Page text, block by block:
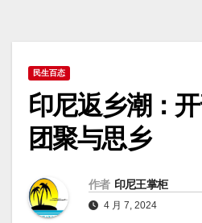
民生百态
印尼返乡潮：
团聚与思乡
作者 印尼王掌柜
4 月 7, 2024